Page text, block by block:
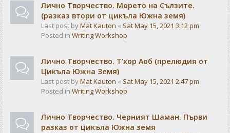
Лично Творчество. Морето на Сълзите.
(разказ втори от цикъла Южна земя)
Last post byMat Kauton « Sat May 15, 2021 3:12 pm
Posted in Writing Workshop
Лично Творчество. Т'хор Аоб (прелюдия от
Цикъла Южна Земя)
Last post byMat Kauton « Sat May 15, 2021 2:47 pm
Posted in Writing Workshop
Лично Творчество. Черният Шаман. Първи
разказ от цикъла Южна земя